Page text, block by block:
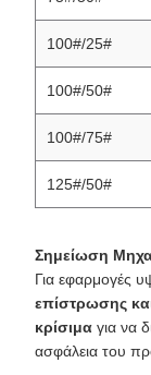
100#/25#
100#/50#
100#/75#
125#/50#
Σημείωση
Για εφαρμογές
επίστρωσης
κρίσιμα για να
ασφάλεια του